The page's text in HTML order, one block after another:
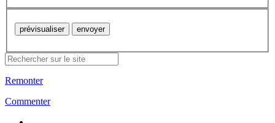
Remonter
Commenter